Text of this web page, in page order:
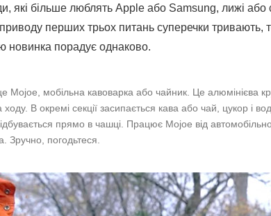
які більше люблять Apple або Samsung, лижі або
перших трьох питань суперечки тривають,
новинка порадує однаково.
Mojoe, мобільна кавоварка або чайник. Це алюмінієва
В окремі секції засипається кава або чай, цукор і
прямо в чашці. Працює Mojoe від
Зручно, погодьтеся.